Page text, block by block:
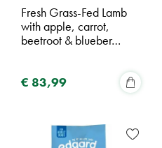
Fresh Grass-Fed Lamb
with apple, carrot,
beetroot & blueber…
€ 83,99